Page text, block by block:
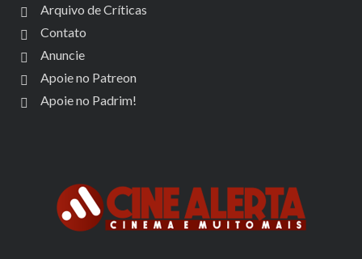
Arquivo de Críticas
Contato
Anuncie
Apoie no Patreon
Apoie no Padrim!